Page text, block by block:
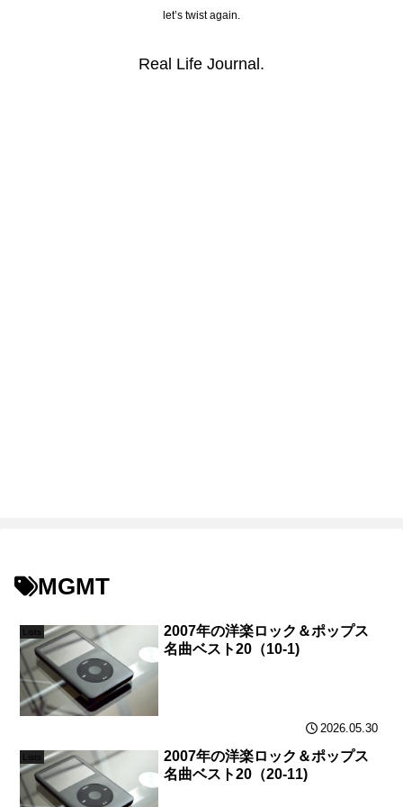
let’s twist again.
Real Life Journal.
MGMT
Lists
2007年の洋楽ロック＆ポップス
名曲ベスト20（10-1)
2026.05.30
Lists
2007年の洋楽ロック＆ポップス
名曲ベスト20（20-11)